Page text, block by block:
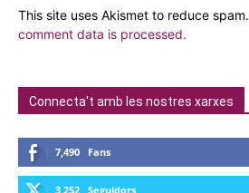
This site uses Akismet to reduce spam.
comment data is processed.
Connecta't amb les nostres xarxes
7,490 Fans
3,252 Seguidors